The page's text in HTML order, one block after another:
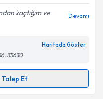
ilişkin
verilerimin belirtilen
ediyorum.
kaçtığım ve
Devamı
Haritada Göster
35630
Et